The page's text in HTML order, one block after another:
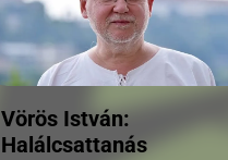
Vörös István:
Halálcsattanás